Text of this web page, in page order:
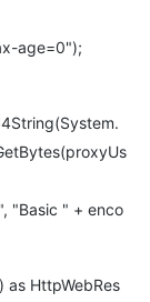
age=0");
"Basic " + enco
as HttpWebRes